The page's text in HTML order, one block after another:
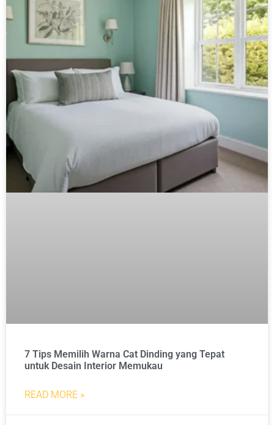
7 Tips Memilih Warna Cat Dinding yang Tepat
untuk Desain Interior Memukau
READ MORE »